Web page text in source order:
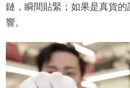
鏈，瞬間貼緊；如果是真貨
響。